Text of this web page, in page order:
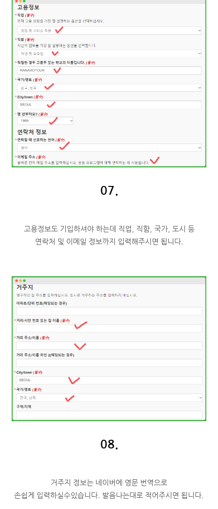
07.
고용정보도 기입하셔야 하는데 직업, 직함, 국가, 도시 등
연락처 및 이메일 정보까지 입력해주시면 됩니다.
08.
거주지 정보는 네이버에 영문 번역으로
손쉽게 입력하실수있습니다. 발음나는대로 적어주시면 됩니다.